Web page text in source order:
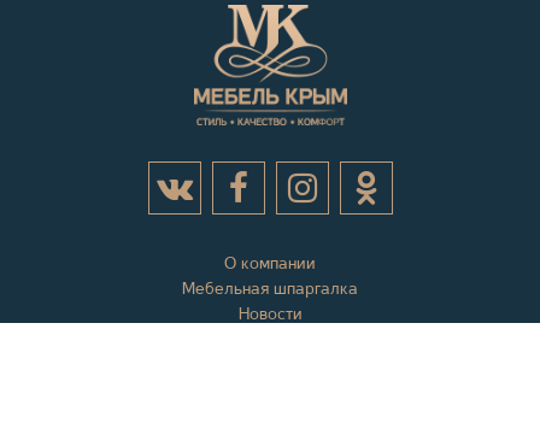
О компании
Мебельная шпаргалка
Новости